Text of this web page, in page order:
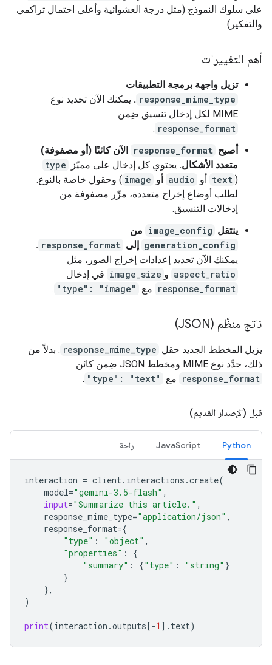
على سلوك النموذج (مثل درجة العشوائية وأعلى احتمال تراكمي
والتفكير).
أهم التغييرات
تزيل واجهة برمجة التطبيقات
response_mime_type
. يمكنك الآن تحديد نوع
MIME لكل إدخال تنسيق ضِمن
response_format
.
أصبح response_format الآن كائنًا (أو مصفوفة)
متعدد الأشكال. يحتوي كل إدخال على مميّز
type
(
text أو audio أو image ) وحقول خاصة بالنوع.
لطلب أوضاع إخراج متعددة، مرِّر مصفوفة من
إدخالات التنسيق.
ينتقل image_config من
generation_config إلى response_format
.
يمكنك الآن تحديد إعدادات إخراج الصور، مثل
aspect_ratio و image_size في إدخال
response_format مع "type": "image"
.
ناتج منظَّم (JSON)
يزيل المخطط الجديد حقل response_mime_type . بدلاً من
ذلك، حدِّد نوع MIME ومخطط JSON ضِمن كائن
response_format مع "type": "text"
.
قبل (الإصدار القديم)
Python
JavaScript راحة
interaction = client. interactions .create(
model="gemini-3.5-flash" ,
input="Summarize this article." ,
response_mime_type="application/json" ,
response_format={
"type" : "object" ,
"properties" :
{
"summary" : {"type" : "string" }
}
},
)
print(interaction .outputs[-1 ] . text)